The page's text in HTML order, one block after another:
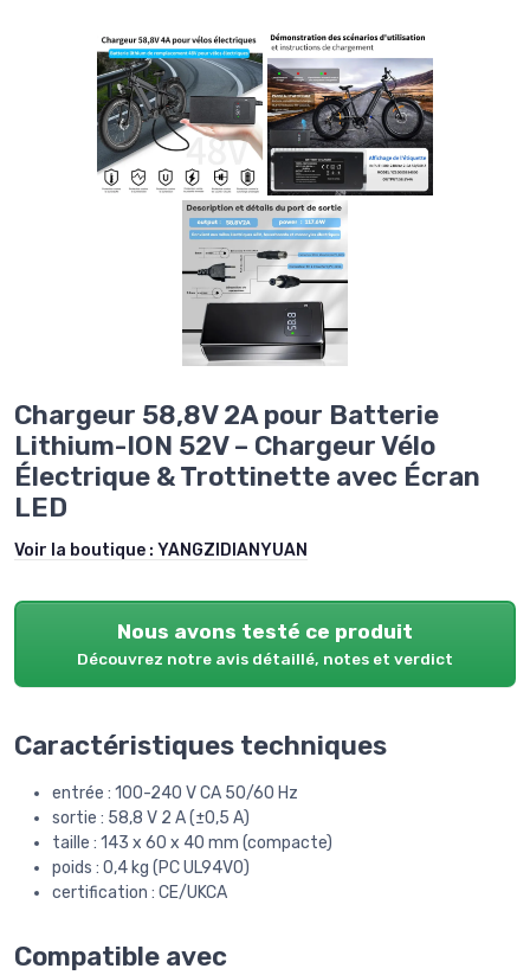
Chargeur 58,8V 2A pour Batterie
Lithium-ION 52V – Chargeur Vélo
Électrique & Trottinette avec Écran
LED
Voir la boutique : YANGZIDIANYUAN
Nous avons testé ce produit
Découvrez notre avis détaillé, notes et verdict
Caractéristiques techniques
entrée : 100-240 V CA 50/60 Hz
sortie : 58,8 V 2 A (±0,5 A)
taille : 143 x 60 x 40 mm (compacte)
poids : 0,4 kg (PC UL94V0)
certification : CE/UKCA
Compatible avec